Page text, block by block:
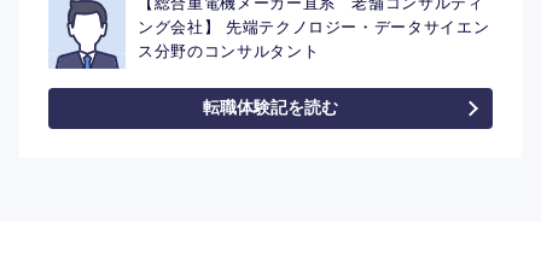
ング会社】 先端テクノロジー・データサイエン
ス分野のコンサルタント
転職体験記を読む